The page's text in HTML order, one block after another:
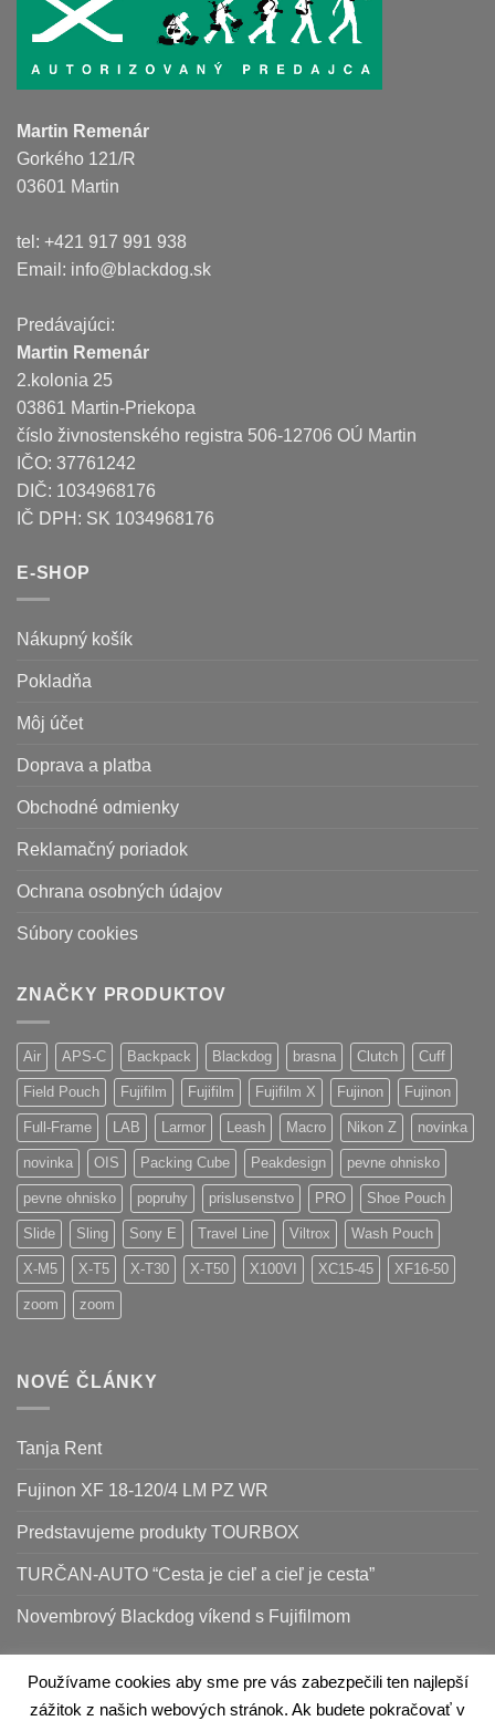
Martin Remenár
Gorkého 121/R
03601 Martin
tel: +421 917 991 938
Email: info@blackdog.sk
Predávajúci:
Martin Remenár
2.kolonia 25
03861 Martin-Priekopa
číslo živnostenského registra 506-12706 OÚ Martin
IČO: 37761242
DIČ: 1034968176
IČ DPH: SK 1034968176
E-SHOP
Nákupný košík
Pokladňa
Môj účet
Doprava a platba
Obchodné odmienky
Reklamačný poriadok
Ochrana osobných údajov
Súbory cookies
ZNAČKY PRODUKTOV
Air APS-C Backpack Blackdog brasna Clutch Cuff
Field Pouch Fujifilm Fujifilm Fujifilm X Fujinon Fujinon
Full-Frame LAB Larmor Leash Macro Nikon Z novinka
novinka OIS Packing Cube Peakdesign pevne ohnisko
pevne ohnisko popruhy prislusenstvo PRO Shoe Pouch
Slide Sling Sony E Travel Line Viltrox Wash Pouch
X-M5 X-T5 X-T30 X-T50 X100VI XC15-45 XF16-50
zoom zoom
NOVÉ ČLÁNKY
Tanja Rent
Fujinon XF 18-120/4 LM PZ WR
Predstavujeme produkty TOURBOX
TURČAN-AUTO “Cesta je cieľ a cieľ je cesta”
Novembrový Blackdog víkend s Fujifilmom
Apple
Google
Používame cookies aby sme pre vás zabezpečili ten najlepší
zážitok z našich webových stránok. Ak budete pokračovať v